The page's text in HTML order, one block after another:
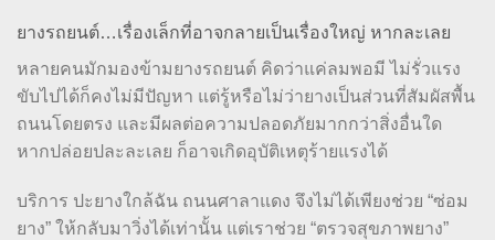
ยางรถยนต์…เรื่องเล็กที่อาจกลายเป็นเรื่องใหญ่ หากละเลย
หลายคนมักมองข้ามยางรถยนต์ คิดว่าแค่ลมพอมี ไม่รั่วแรง
ขับไปได้ก็คงไม่มีปัญหา แต่รู้หรือไม่ว่ายางเป็นส่วนที่สัมผัสพื้น
ถนนโดยตรง และมีผลต่อความปลอดภัยมากกว่าสิ่งอื่นใด
หากปล่อยปละละเลย ก็อาจเกิดอุบัติเหตุร้ายแรงได้
บริการ ปะยางใกล้ฉัน ถนนศาลาแดง จึงไม่ได้เพียงช่วย “ซ่อม
ยาง” ให้กลับมาวิ่งได้เท่านั้น แต่เราช่วย “ตรวจสุขภาพยาง”